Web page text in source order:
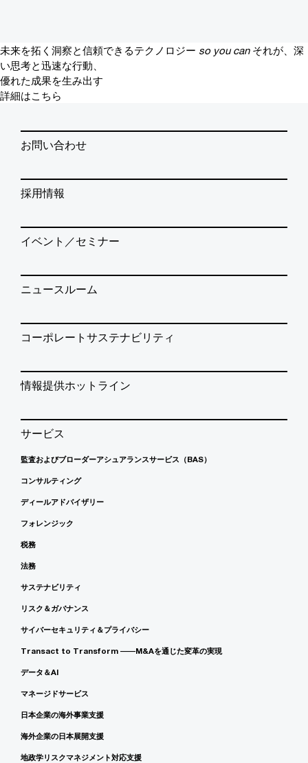
未来を拓く洞察と信頼できるテクノロジー so you can それが、深
い思考と迅速な行動、
優れた成果を生み出す
詳細はこちら
お問い合わせ
採用情報
イベント／セミナー
ニュースルーム
コーポレートサステナビリティ
情報提供ホットライン
サービス
監査およびブローダーアシュアランスサービス（BAS）
コンサルティング
ディールアドバイザリー
フォレンジック
税務
法務
サステナビリティ
リスク＆ガバナンス
サイバーセキュリティ＆プライバシー
Transact to Transform ――M&Aを通じた変革の実現
データ＆AI
マネージドサービス
日本企業の海外事業支援
海外企業の日本展開支援
地政学リスクマネジメント対応支援